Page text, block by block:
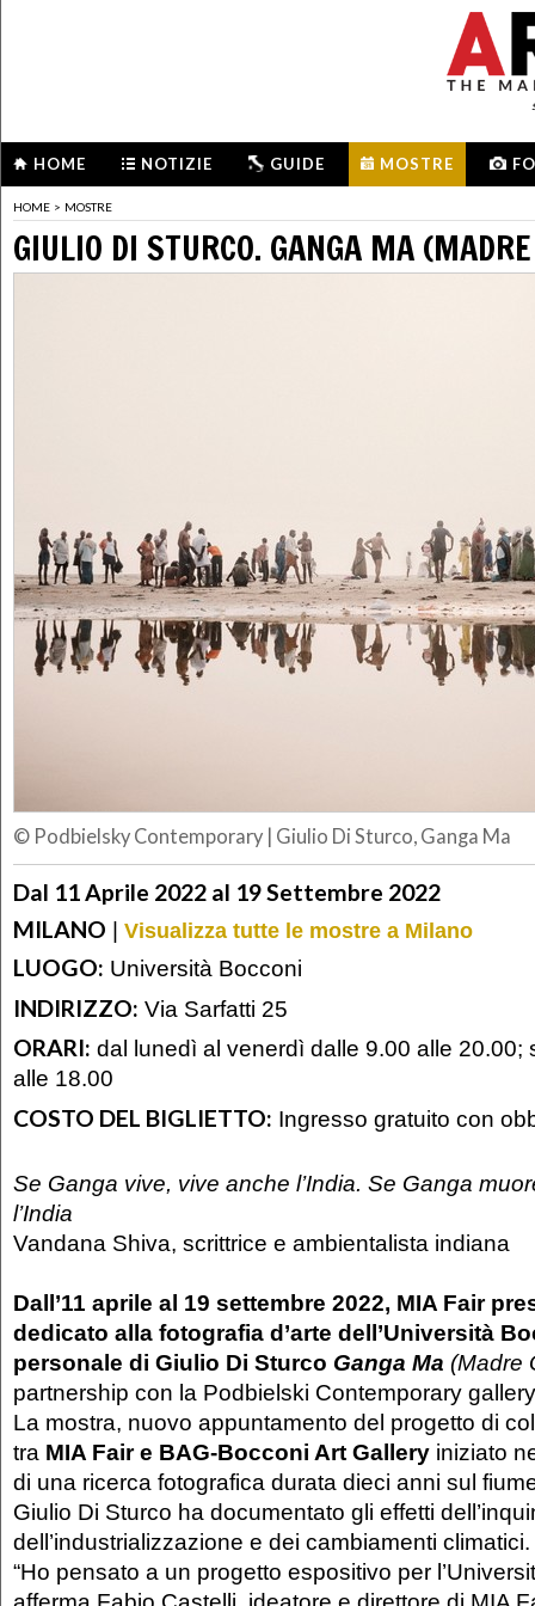
HOME NOTIZIE GUIDE MOSTRE
HOME > MOSTRE
GIULIO DI STURCO. GANGA MA
© Podbielsky Contemporary Giulio Di Sturco, Ganga Ma
Dal 11 Aprile 2022 al 19 Settembre 2022
MILANO | Visualizza tutte le mostre a Milano
LUOGO: Università Bocconi
INDIRIZZO: Via Sarfatti 25
ORARI: dal lunedì al venerdì dalle 9.00 alle 20.00;
alle 18.00
COSTO DEL BIGLIETTO: Ingresso gratuito con
Se Ganga vive, vive anche l’India. Se Ganga
l’India
Vandana Shiva, scrittrice e ambientalista indiana
Dall’11 aprile al 19 settembre 2022, MIA Fair
dedicato alla fotografia d’arte dell’Università
personale di Giulio Di Sturco Ganga Ma (Madre
partnership con la Podbielski Contemporary
La mostra, nuovo appuntamento del progetto di
tra MIA Fair e BAG-Bocconi Art Gallery iniziato
di una ricerca fotografica durata dieci anni sul
Giulio Di Sturco ha documentato gli effetti
dell’industrializzazione e dei cambiamenti climatici.
“Ho pensato a un progetto espositivo per